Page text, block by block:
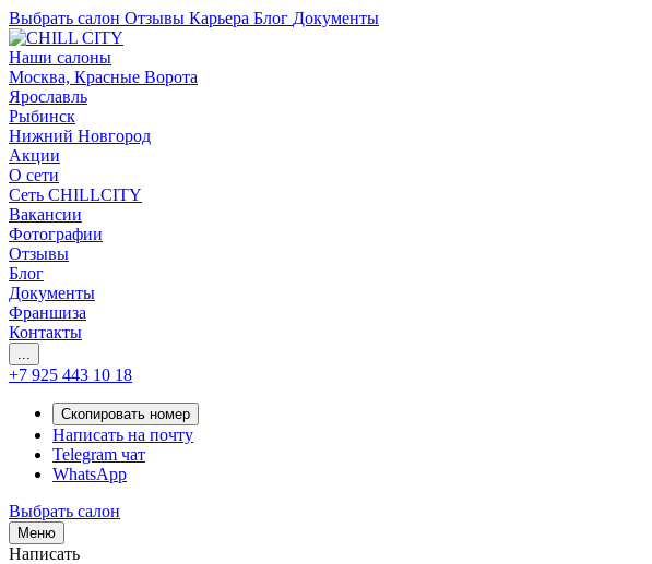
Выбрать салон Отзывы Карьера Блог Документы
Наши салоны
Москва, Красные Ворота
Ярославль
Рыбинск
Нижний Новгород
Акции
О сети
Сеть CHILLCITY
Вакансии
Фотографии
Отзывы
Блог
Документы
Франшиза
Контакты
...
+7 925 443 10 18
Скопировать номер
Написать на почту
Telegram чат
WhatsApp
Выбрать салон
Меню
Написать